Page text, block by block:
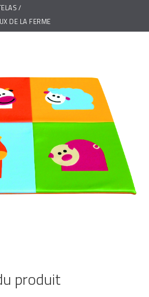
DE LA FERME
produit